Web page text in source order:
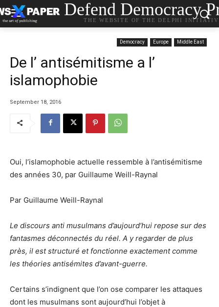
Defend Democracy
THE WEBSITE OF THE DELPHI
Democracy Europe Middle East
De l’ antisémitisme a l’
islamophobie
September 18, 2016
Oui, l’islamophobie actuelle ressemble à l’antisémitisme
des années 30, par Guillaume Weill-Raynal
Par Guillaume Weill-Raynal
Le discours anti musulmans d’aujourd’hui repose sur des
fantasmes déconnectés du réel. A y regarder de plus
près, il est structuré et fonctionne exactement comme
les théories antisémites d’avant-guerre.
Certains s’indignent que l’on ose comparer les attaques
dont les musulmans sont aujourd’hui l’objet à